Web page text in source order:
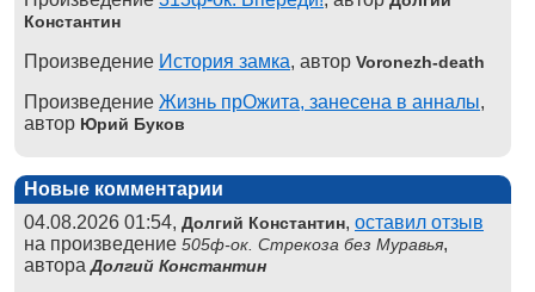
Константин
Произведение История замка, автор Voronezh-death
Произведение Жизнь прОжита, занесена в анналы,
автор Юрий Буков
Новые комментарии
04.08.2026 01:54, Долгий Константин, оставил отзыв
на произведение 505ф-ок. Стрекоза без Муравья,
автораДолгий Константин